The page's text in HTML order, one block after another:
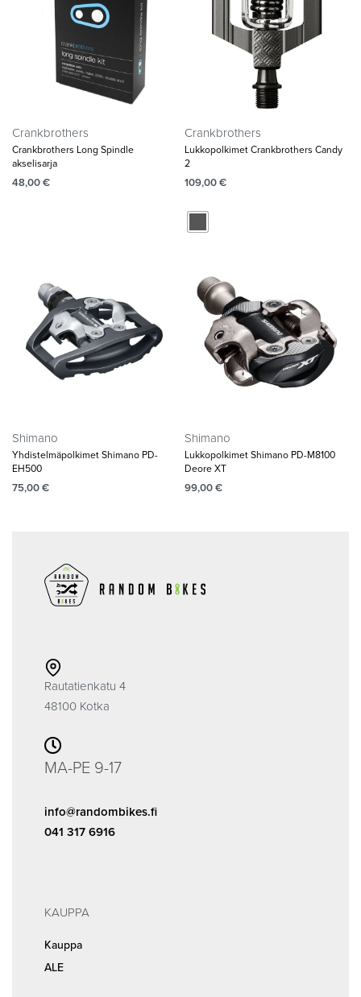
Crankbrothers
Crankbrothers Long Spindle
akselisarja
48,00€
Crankbrothers
Lukkopolkimet Crankbrothers Candy
2
109,00€
Shimano
Yhdistelmäpolkimet Shimano PD-
EH500
75,00€
Shimano
Lukkopolkimet Shimano PD-M8100
Deore XT
99,00€
Rautatienkatu 4
48100 Kotka
MA-PE 9-17
info@randombikes.fi
041 317 6916
KAUPPA
Kauppa
ALE